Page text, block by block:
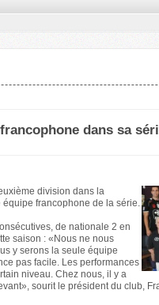
dans sa
division dans la
francophone de la série.
de nationale 2 en
saison : «Nous ne nous
y serons la seule équipe
pas facile. Les performances
niveau. Chez nous, il y a
sourit le président du club,